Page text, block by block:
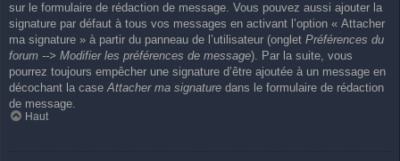
sur le formulaire de rédaction de message. Vous pouvez aussi ajouter la
signature par défaut à tous vos messages en activant l’option « Attacher
ma signature » à partir du panneau de l’utilisateur (onglet Préférences du
forum --> Modifier les préférences de message). Par la suite, vous
pourrez toujours empêcher une signature d’être ajoutée à un message en
décochant la caseAttacher ma signature dans le formulaire de rédaction
de message.
Haut